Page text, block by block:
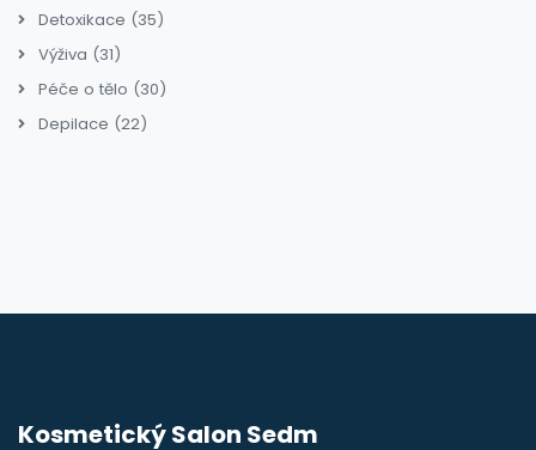
Detoxikace (35)
Výživa (31)
Péče o tělo (30)
Depilace (22)
Kosmetický Salon Sedm